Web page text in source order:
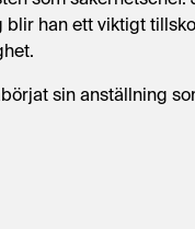
han ett viktigt
sin anställning